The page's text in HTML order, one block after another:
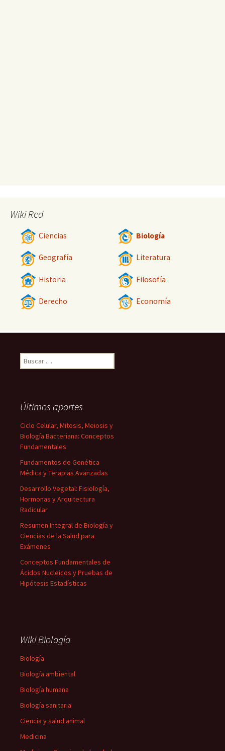
Wiki Red
Ciencias Biología
Geografía Literatura
Historia Filosofía
Derecho Economía
Buscar:
Últimos aportes
Ciclo Celular, Mitosis, Meiosis y
Biología Bacteriana: Conceptos
Fundamentales
Fundamentos de Genética
Médica y Terapias Avanzadas
Desarrollo Vegetal: Fisiología,
Hormonas y Arquitectura
Radicular
Resumen Integral de Biología y
Ciencias de la Salud para
Exámenes
Conceptos Fundamentales de
Ácidos Nucleicos y Pruebas de
Hipótesis Estadísticas
Wiki Biología
Biología
Biología ambiental
Biología humana
Biología sanitaria
Ciencia y salud animal
Medicina